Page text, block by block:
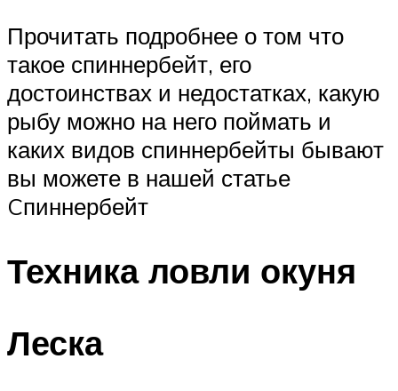
Прочитать подробнее о том что
такое спиннербейт, его
достоинствах и недостатках, какую
рыбу можно на него поймать и
каких видов спиннербейты бывают
вы можете в нашей статье
Cпиннербейт
Техника ловли окуня
Леска